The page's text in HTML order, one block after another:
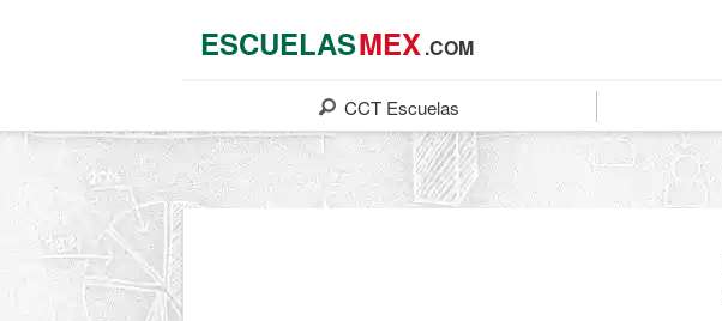
ESCUELASMEX.COM
CCT Escuelas